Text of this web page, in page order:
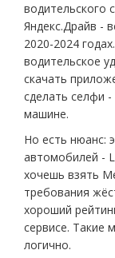
водительского
Яндекс.Драйв -
2020-2024
водительское
скачать
сделать селфи
машине.
Но есть нюанс:
автомобилей -
хочешь взять
требования
хороший
сервисе. Такие
логично.